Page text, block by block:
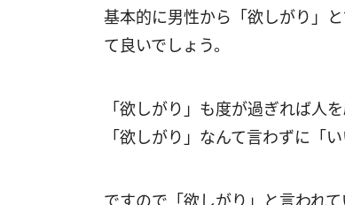
基本的に男性から「欲しがり」
て良いでしょう。
「欲しがり」も度が過ぎれば人
「欲しがり」なんて言わずに「
ですので「欲しがり」と言われ